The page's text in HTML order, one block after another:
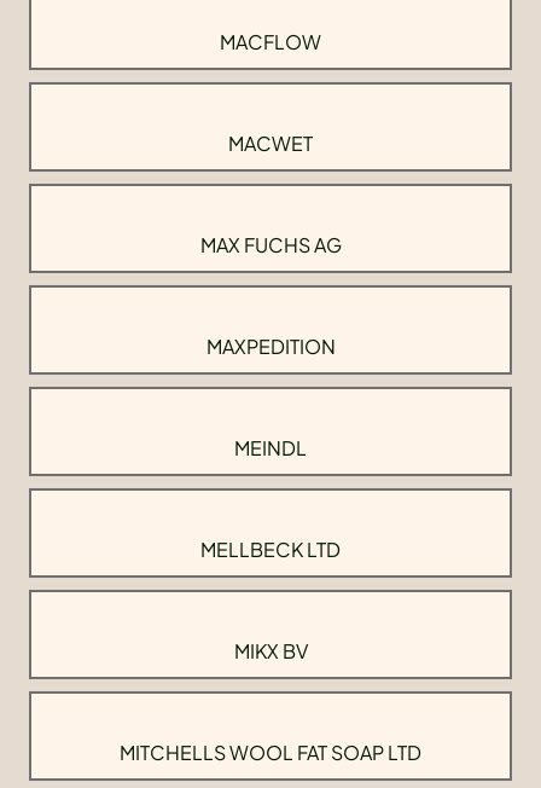
MACFLOW
MACWET
MAX FUCHS AG
MAXPEDITION
MEINDL
MELLBECK LTD
MIKX BV
MITCHELLS WOOL FAT SOAP LTD